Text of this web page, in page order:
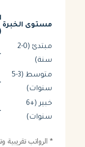
مستوى الخبرة
مبتدئ (0-2
سنة)
متوسط (3-5
سنوات)
خبير (+6
سنوات)
* الرواتب